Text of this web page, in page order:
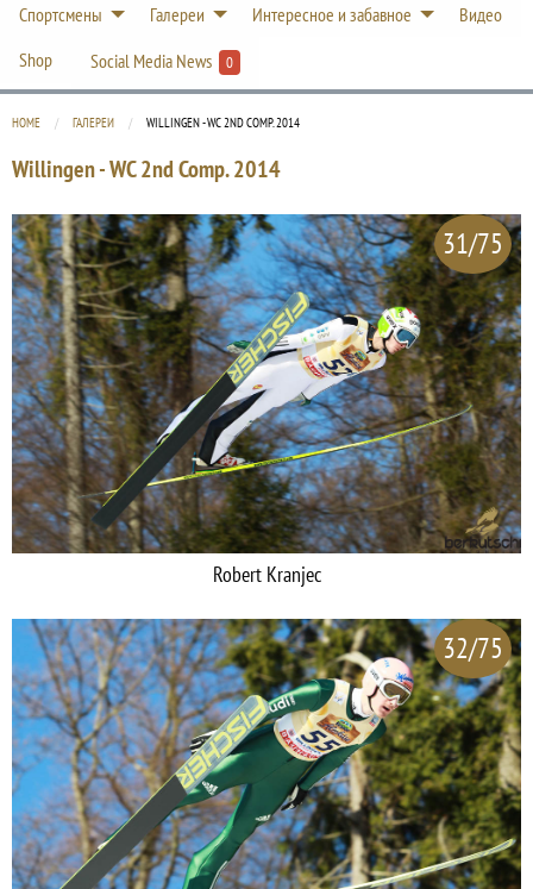
Спортсмены
Галереи Интересное и забавное
Видео
Shop
Social Media News 0
HOME ГАЛЕРЕИ CURRENT:
WILLINGEN - WC 2ND COMP. 2014
Willingen - WC 2nd Comp. 2014
31/75
Robert Kranjec
32/75